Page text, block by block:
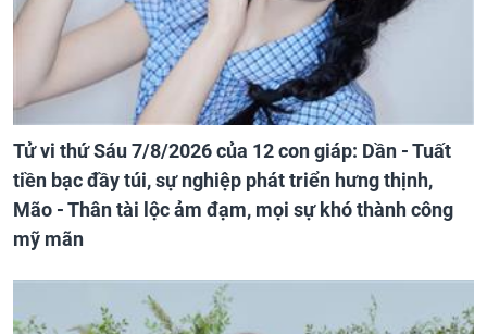
Tử vi thứ Sáu 7/8/2026 của 12 con giáp: Dần - Tuất
tiền bạc đầy túi, sự nghiệp phát triển hưng thịnh,
Mão - Thân tài lộc ảm đạm, mọi sự khó thành công
mỹ mãn